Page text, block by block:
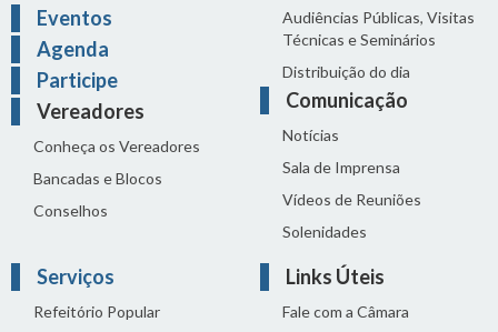
Eventos
Agenda
Participe
Vereadores
Conheça os Vereadores
Bancadas e Blocos
Conselhos
Audiências Públicas, Visitas
Técnicas e Seminários
Distribuição do dia
Comunicação
Notícias
Sala de Imprensa
Vídeos de Reuniões
Solenidades
Serviços
Refeitório Popular
Links Úteis
Fale com a Câmara